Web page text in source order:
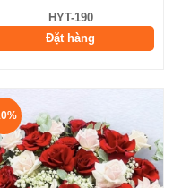
HYT-190
Đặt hàng